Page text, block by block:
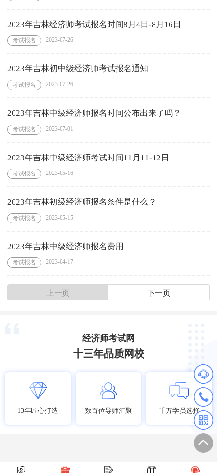
2023年吉林经济师考试报名时间8月4日-8月16日
考试报名 2023-07-26
2023年吉林初中级经济师考试报名通知
考试报名 2023-07-26
2023年吉林中级经济师报名时间公布出来了吗？
考试报名 2023-07-01
2023年吉林中级经济师考试时间11月11-12日
考试报名 2023-05-16
2023年吉林初级经济师报名条件是什么？
考试报名 2023-05-15
2023年吉林中级经济师报名费用
考试报名 2023-04-17
上一页 下一页
经济师考试网
十三年品质网校
13年匠心打造 数百位导师汇聚 千万学员选择